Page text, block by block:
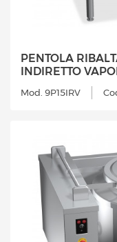
PENTOLA
INDIRETTO
Mod. 9P15IRV